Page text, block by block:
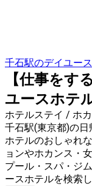
千石駅のデイユー
【仕事をす
ユースホテ
ホテルステイ / ホ
千石駅(東京都)の日
ホテルのおしゃれ
ョンやホカンス・
プール・スパ・ジ
ースホテルを検索し